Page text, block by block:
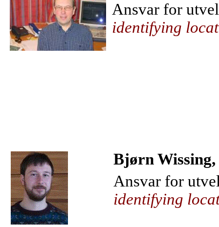
Ansvar for
identifying
Bjørn Wissing,
Ansvar for
identifying